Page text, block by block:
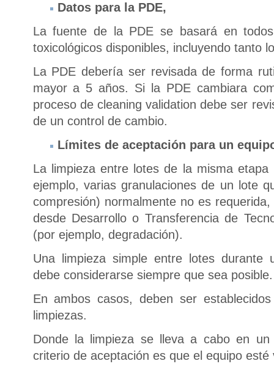
Datos para la PDE,
La fuente de la PDE se basará en
toxicológicos disponibles, incluyendo tanto
La PDE debería ser revisada de forma
mayor a 5 años. Si la PDE cambiara
proceso de cleaning validation debe ser
de un control de cambio.
Límites de aceptación para un
La limpieza entre lotes de la misma
ejemplo, varias granulaciones de un lote
compresión) normalmente no es
desde Desarrollo o Transferencia de
(por ejemplo, degradación).
Una limpieza simple entre lotes durante
debe considerarse siempre que sea posible.
En ambos casos, deben ser
limpiezas.
Donde la limpieza se lleva a cabo en
criterio de aceptación es que el equipo esté